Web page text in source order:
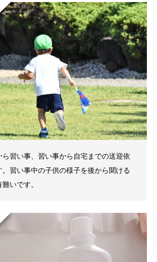
習い事、習い事から自宅までの送迎依
習い事中の子供の様子を後から聞ける
いです。